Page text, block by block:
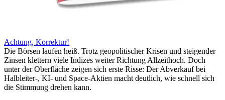
Achtung, Korrektur!
Die Börsen laufen heiß. Trotz geopolitischer Krisen und steigender
Zinsen klettern viele Indizes weiter Richtung Allzeithoch. Doch
unter der Oberfläche zeigen sich erste Risse: Der Abverkauf bei
Halbleiter-, KI- und Space-Aktien macht deutlich, wie schnell sich
die Stimmung drehen kann.